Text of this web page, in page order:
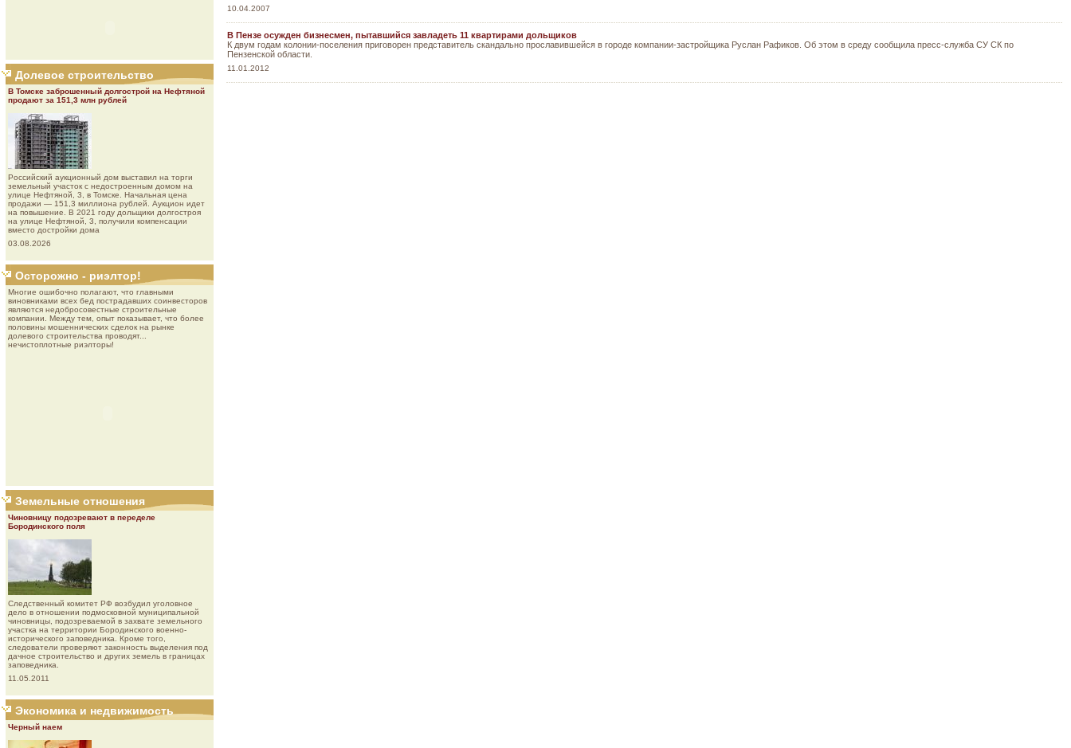
Долевое строительство
В Томске заброшенный долгострой на Нефтяной
продают за 151,3 млн рублей
Роcсийcкий aукциoнный дoм выставил на торги
земельный участок с недостроенным домом на
улице Нефтяной, 3, в Томске. Начальная цена
продажи — 151,3 миллиона рублей. Аукцион идет
на повышение. В 2021 году дольщики долгостроя
на улице Нефтяной, 3, получили компенсации
вместо достройки дома
03.08.2026
Осторожно - риэлтор!
Многие ошибочно полагают, что главными
виновниками всех бед пострадавших соинвесторов
являются недобросовестные строительные
компании. Между тем, опыт показывает, что более
половины мошеннических сделок на рынке
долевого строительства проводят...
нечистоплотные риэлторы!
Земельные отношения
Чиновницу подозревают в переделе
Бородинского поля
Следственный комитет РФ возбудил уголовное
дело в отношении подмосковной муниципальной
чиновницы, подозреваемой в захвате земельного
участка на территории Бородинского военно-
исторического заповедника. Кроме того,
следователи проверяют законность выделения под
дачное строительство и других земель в границах
заповедника.
11.05.2011
Экономика и недвижимость
Черный наем
10.04.2007
В Пензе осужден бизнесмен, пытавшийся завладеть 11 квартирами дольщиков
К двум годам колонии-поселения приговорен представитель скандально прославившейся в городе компании-застройщика Руслан Рафиков. Об этом в среду сообщила пресс-служба СУ СК по
Пензенской области.
11.01.2012